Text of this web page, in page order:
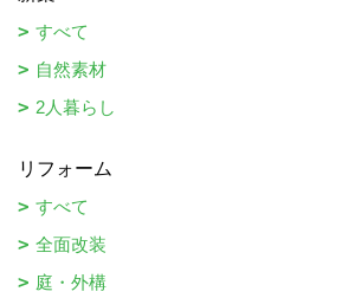
すべて
自然素材
2人暮らし
リフォーム
すべて
全面改装
庭・外構